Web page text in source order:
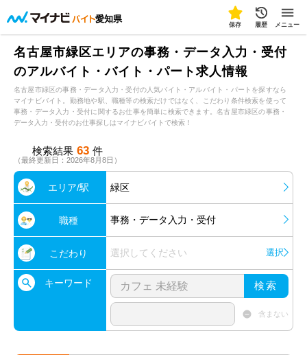
愛知県
保存 履歴 メニュー
名古屋市緑区エリアの事務・データ入力・受付
のアルバイト・バイト・パート求人情報
名古屋市緑区の事務・データ入力・受付の人気バイト・アルバイト・パートを探すなら
マイナビバイト。勤務地や駅、職種等の検索だけではなく、こだわり条件検索を使って
事務・データ入力・受付に関するお仕事を簡単に検索できます。名古屋市緑区の事務・
データ入力・受付のお仕事探しはマイナビバイトで検索！
検索結果 63 件
（最終更新日：2026年8月8日）
エリア/駅 緑区
職種 事務・データ入力・受付
こだわり 選択してください 選択
キーワード 検索
含まない